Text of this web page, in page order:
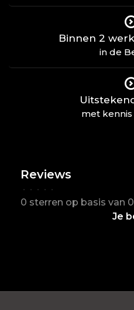
Binnen 2
in de
met
Reviews
• • • • •
0 sterren op basis van
Je